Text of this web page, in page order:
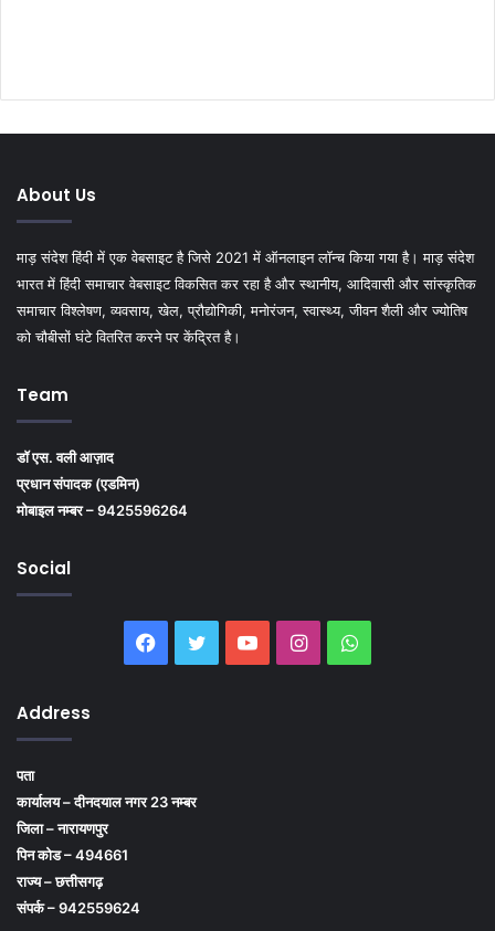
About Us
माड़ संदेश हिंदी में एक वेबसाइट है जिसे 2021 में ऑनलाइन लॉन्च किया गया है। माड़ संदेश
भारत में हिंदी समाचार वेबसाइट विकसित कर रहा है और स्थानीय, आदिवासी और सांस्कृतिक
समाचार विश्लेषण, व्यवसाय, खेल, प्रौद्योगिकी, मनोरंजन, स्वास्थ्य, जीवन शैली और ज्योतिष
को चौबीसों घंटे वितरित करने पर केंद्रित है।
Team
डॉ एस. वली आज़ाद
प्रधान संपादक (एडमिन)
मोबाइल नम्बर – 9425596264
Social
Facebook
TwitterYouTubeInstagramWhatsApp
Address
पता
कार्यालय – दीनदयाल नगर 23 नम्बर
जिला – नारायणपुर
पिन कोड – 494661
राज्य – छत्तीसगढ़
संपर्क – 942559624